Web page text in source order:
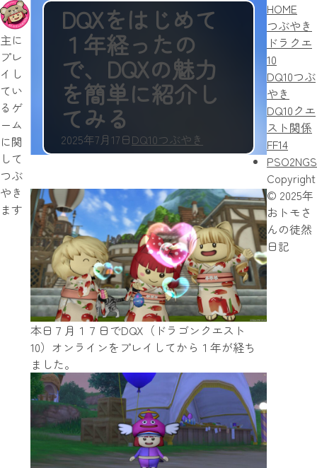
主に
プレ
イし
てい
るゲ
ーム
に関
して
つぶ
やき
ます
DQXをはじめて
１年経ったの
で、DQXの魅力
を簡単に紹介し
てみる
2025年7月17日DQ10つぶやき
本日７月１７日でDQX（ドラゴンクエスト
10）オンラインをプレイしてから１年が経ち
ました。
HOME
つぶやき
ドラクエ
10
DQ10つぶ
やき
DQ10クエ
スト関係
FF14
PSO2NGS
Copyright
© 2025年
おトモさ
んの徒然
日記